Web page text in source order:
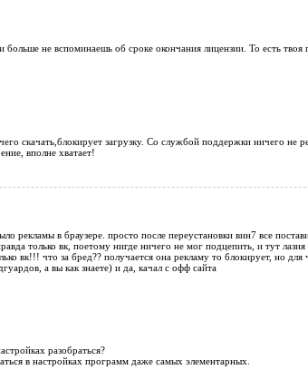
не вспоминаешь об сроке окончания лицензии. То есть твоя
скачать,блокирует загрузку. Со службой поддержки ничего не
вполне хватает!
рекламы в браузере. просто после переустановки вин7 все
только вк, поетому нигде ничего не мог подцепить, и тут
вк!!! что за бред?? получается она рекламу то блокирует, но для
а вы как знаете) и да, качал с офф сайта
разобраться?
в настройках программ даже самых элементарных.